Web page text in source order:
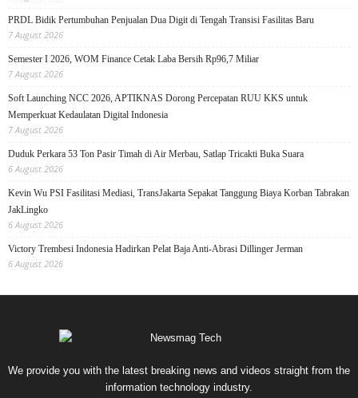
PRDL Bidik Pertumbuhan Penjualan Dua Digit di Tengah Transisi Fasilitas Baru
7 August 2026
Semester I 2026, WOM Finance Cetak Laba Bersih Rp96,7 Miliar
7 August 2026
Soft Launching NCC 2026, APTIKNAS Dorong Percepatan RUU KKS untuk
Memperkuat Kedaulatan Digital Indonesia
7 August 2026
Duduk Perkara 53 Ton Pasir Timah di Air Merbau, Satlap Tricakti Buka Suara
6 August 2026
Kevin Wu PSI Fasilitasi Mediasi, TransJakarta Sepakat Tanggung Biaya Korban Tabrakan
JakLingko
6 August 2026
Victory Trembesi Indonesia Hadirkan Pelat Baja Anti-Abrasi Dillinger Jerman
6 August 2026
We provide you with the latest breaking news and videos straight from the
information technology industry.